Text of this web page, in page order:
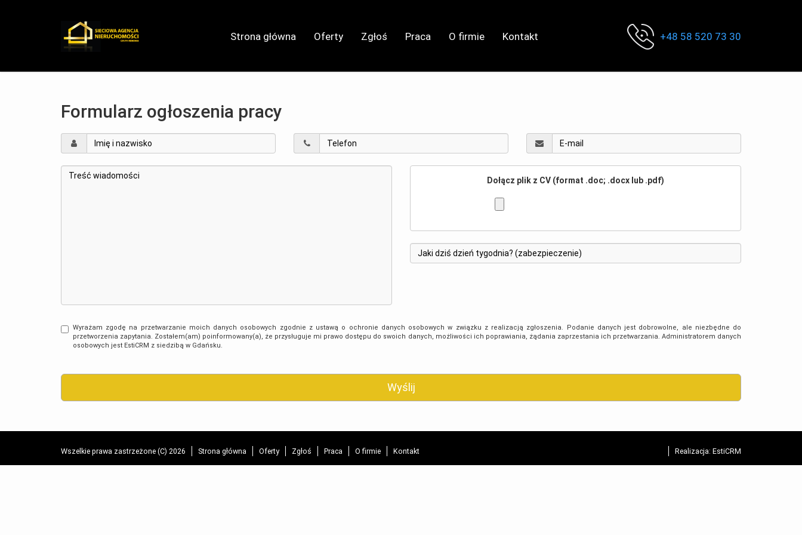
Strona główna Oferty Zgłoś Praca O firmie Kontakt +48 58 520 73 30
Formularz ogłoszenia pracy
Dołącz plik z CV (format .doc; .docx lub .pdf)
Wyrażam zgodę na przetwarzanie moich danych osobowych zgodnie z ustawą o ochronie danych osobowych w związku z realizacją zgłoszenia. Podanie danych jest dobrowolne, ale niezbędne do
przetworzenia zapytania. Zostałem(am) poinformowany(a), że przysługuje mi prawo dostępu do swoich danych, możliwości ich poprawiania, żądania zaprzestania ich przetwarzania. Administratorem danych
osobowych jest EstiCRM z siedzibą w Gdańsku.
Wszelkie prawa zastrzeżone (C) 2026 Strona główna Oferty Zgłoś Praca O firmie Kontakt Realizacja: EstiCRM